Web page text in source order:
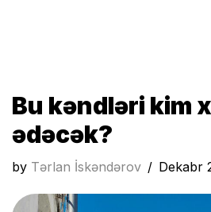
Bu kəndləri kim
ədəcək?
by Tərlan İskəndərov Dekabr